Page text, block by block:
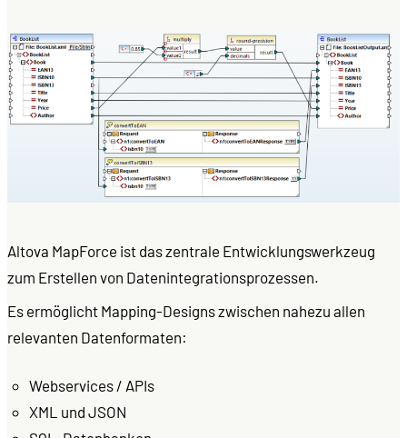
Altova MapForce ist das zentrale Entwicklungswerkzeug
zum Erstellen von Datenintegrationsprozessen.
Es ermöglicht Mapping-Designs zwischen nahezu allen
relevanten Datenformaten:
Webservices / APIs
XML und JSON